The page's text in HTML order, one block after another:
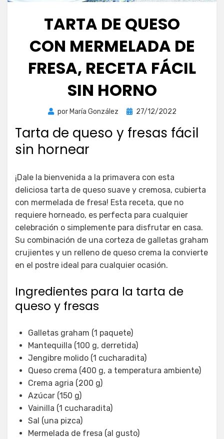
TARTA DE QUESO
CON MERMELADA DE
FRESA, RECETA FÁCIL
SIN HORNO
por María González
Publicada
27/12/2022
Tarta de queso y fresas fácil
sin hornear
¡Dale la bienvenida a la primavera con esta
deliciosa tarta de queso suave y cremosa, cubierta
con mermelada de fresa! Esta receta, que no
requiere horneado, es perfecta para cualquier
celebración o simplemente para disfrutar en casa.
Su combinación de una corteza de galletas graham
crujientes y un relleno de queso crema la convierte
en el postre ideal para cualquier ocasión.
Ingredientes para la tarta de
queso y fresas
Galletas graham (1 paquete)
Mantequilla (100 g, derretida)
Jengibre molido (1 cucharadita)
Queso crema (400 g, a temperatura ambiente)
Crema agria (200 g)
Azúcar (150 g)
Vainilla (1 cucharadita)
Sal (una pizca)
Mermelada de fresa (al gusto)